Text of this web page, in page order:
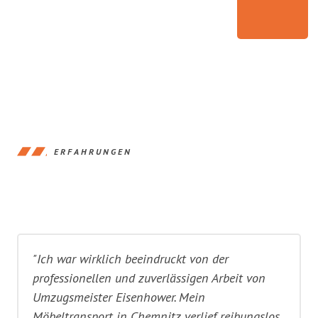
ERFAHRUNGEN
"Ich war wirklich beeindruckt von der
professionellen und zuverlässigen Arbeit von
Umzugsmeister Eisenhower. Mein